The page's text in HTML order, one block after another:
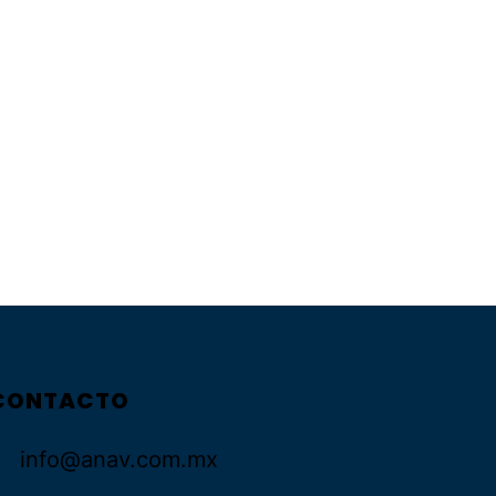
info@anav.com.mx